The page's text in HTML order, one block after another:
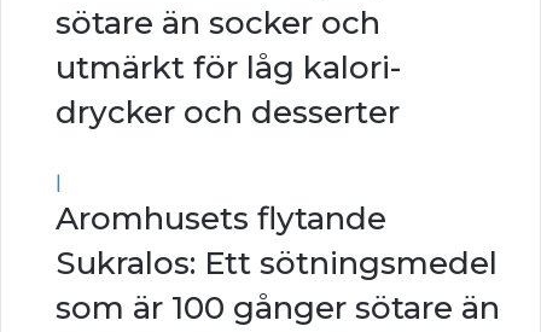
sötare än socker och
utmärkt för låg kalori-
drycker och desserter
|
Aromhusets flytande
Sukralos: Ett sötningsmedel
som är 100 gånger sötare än